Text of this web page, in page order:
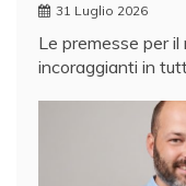
31 Luglio 2026
Le premesse per
incoraggianti in